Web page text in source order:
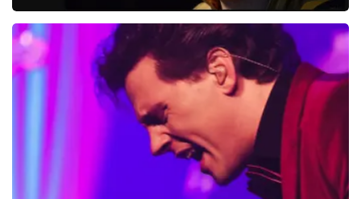
Danny Vera
767+reviews
BEKIJKEN